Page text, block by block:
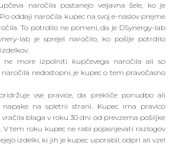
naročila postanejo veljavna šele, ko je
oddaji naročila kupec na svoj e-naslov prejme
To potrdilo ne pomeni, da je DSynergy-lab
lab je sprejel naročilo, ko pošlje potrdilo
ne more izpolniti kupčevega naročila ali so
nedostopni, je kupec o tem pravočasno
vse pravice, da prekliče ponudbo ali
na spletni strani. Kupec ima pravico
blaga v roku 30 dni od prevzema pošiljke
V tem roku kupec ne rabi pojasnjevati razlogov
izdelki, ki jih je kupec uporabil, odprl ali vzel